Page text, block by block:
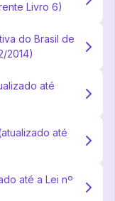
Livro 6)
do Brasil de
2014)
até
até
até a Lei nº